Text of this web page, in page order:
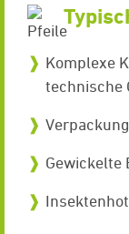
Komplexe
technische
Gewickelte